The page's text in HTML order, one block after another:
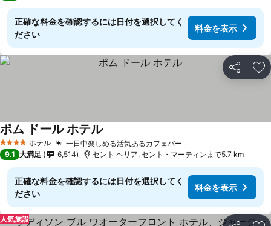
正確な料金を確認するには日付を選択してく
ださい
料金を表示
シェア お
4 ホテルのランク
ホテル 一日中楽しめる活気あるカフェバー
ポム ドール ホテル
9.1 大満足 6,514 セント ヘリア, セント・マーティンまで5.7 km
正確な料金を確認するには日付を選択してく
ださい
料金を表示
人気施設